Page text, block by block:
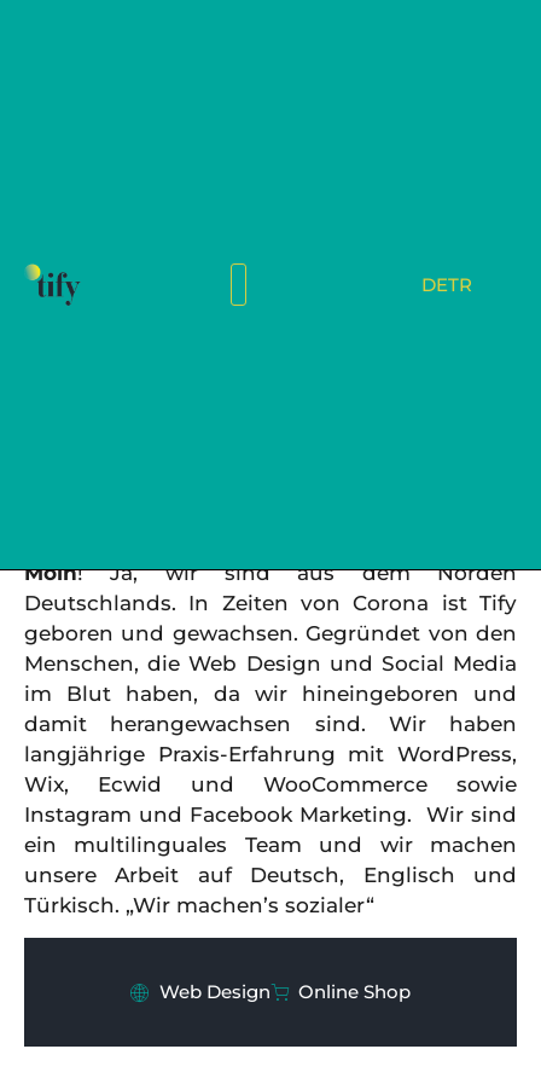
DETR
Moin! Ja, wir sind aus dem Norden
Deutschlands. In Zeiten von Corona ist Tify
geboren und gewachsen. Gegründet von den
Menschen, die Web Design und Social Media
im Blut haben, da wir hineingeboren und
damit herangewachsen sind. Wir haben
langjährige Praxis-Erfahrung mit WordPress,
Wix, Ecwid und WooCommerce sowie
Instagram und Facebook Marketing. Wir sind
ein multilinguales Team und wir machen
unsere Arbeit auf Deutsch, Englisch und
Türkisch. „Wir machen’s sozialer“
Web Design Online Shop